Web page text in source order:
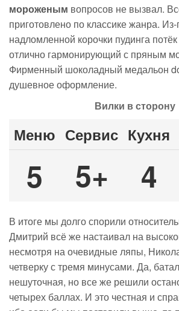
мороженым вопросов не вызвал.
приготовлено по классике жанра.
надломленной корочки пудинга
отлично гармонирующий с пряным
Фирменный шоколадный медальон
душевное оформление.
Вилки в сторону
Меню Сервис Кухня
5 5+ 4
В итоге мы долго спорили
Дмитрий всё же настаивал на
несмотря на очевидные ляпы,
четверку с тремя минусами. Да,
нешуточная, но все же решили
четырех баллах. И это честная и